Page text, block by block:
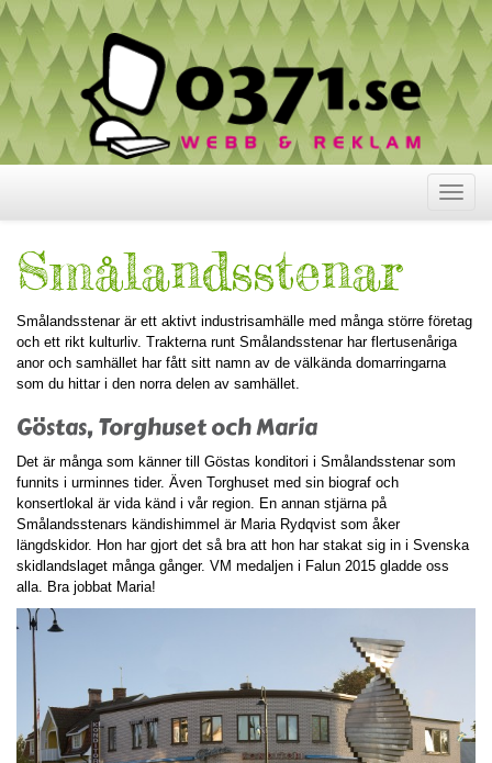
Visa
meny
Smålandsstenar
Smålandsstenar är ett aktivt industrisamhälle med många större företag
och ett rikt kulturliv. Trakterna runt Smålandsstenar har flertusenåriga
anor och samhället har fått sitt namn av de välkända domarringarna
som du hittar i den norra delen av samhället.
Göstas, Torghuset och Maria
Det är många som känner till Göstas konditori i Smålandsstenar som
funnits i urminnes tider. Även Torghuset med sin biograf och
konsertlokal är vida känd i vår region. En annan stjärna på
Smålandsstenars kändishimmel är Maria Rydqvist som åker
längdskidor. Hon har gjort det så bra att hon har stakat sig in i Svenska
skidlandslaget många gånger. VM medaljen i Falun 2015 gladde oss
alla. Bra jobbat Maria!